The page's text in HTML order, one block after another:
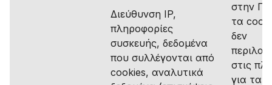
Διεύθυνση IP,
πληροφορίες
συσκευής, δεδομένα
που συλλέγονται από
cookies, αναλυτικά
στην
τα
δεν
στις
για τα